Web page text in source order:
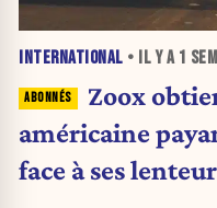
INTERNATIONAL • IL Y A 1
Zoox
américaine
face à ses